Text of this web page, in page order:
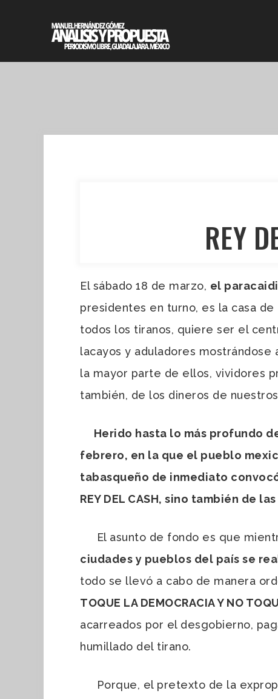
REY
El sábado 18 de marzo, el
presidentes en turno, es la casa de
todos los tiranos, quiere ser el
lacayos y aduladores
la mayor parte de ellos, vividores
también, de los dineros de
Herido hasta lo más profundo
febrero, en la que el pueblo
tabasqueño de inmediato
REY DEL CASH, sino también de
El asunto de fondo es que
ciudades y pueblos del país se
todo se llevó a cabo de manera
TOQUE LA DEMOCRACIA Y NO
acarreados por el desgobierno,
humillado del tirano.
Porque, el pretexto de la